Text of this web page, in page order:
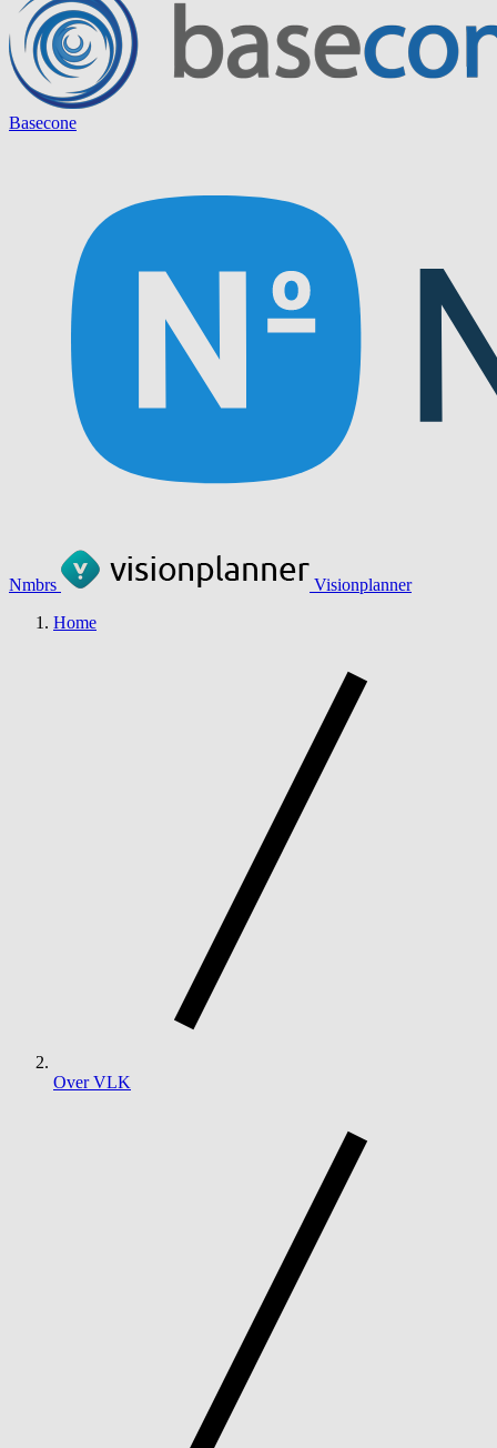
Basecone
Nmbrs
Visionplanner
Home
Over VLK